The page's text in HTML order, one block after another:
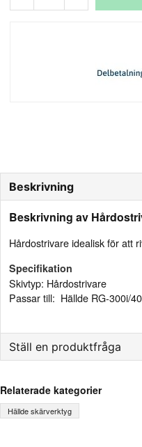
Beskrivning
Beskrivning av
Hårdostrivare idealisk för att
Specifikation
Skivtyp: Hårdostrivare
Passar till: Hällde RG-300i/
Ställ en produktfråga
Fråga oss något om
Relaterade kategorier
Hällde skärverktyg